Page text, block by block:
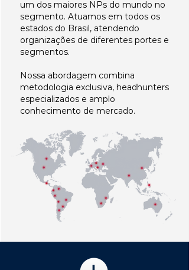
um dos maiores NPs do mundo no
segmento. Atuamos em todos os
estados do Brasil, atendendo
organizações de diferentes portes e
segmentos.
Nossa abordagem combina
metodologia exclusiva, headhunters
especializados e amplo
conhecimento de mercado.